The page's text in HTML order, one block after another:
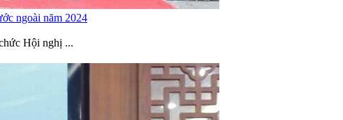
ngoài năm 2024
Hội nghị ...